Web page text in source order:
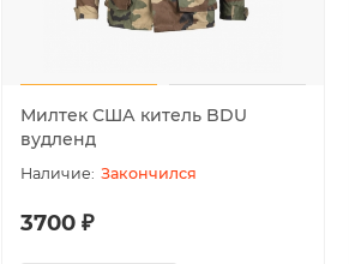
Милтек США китель BDU
вудленд
Закончился
3700 ₽